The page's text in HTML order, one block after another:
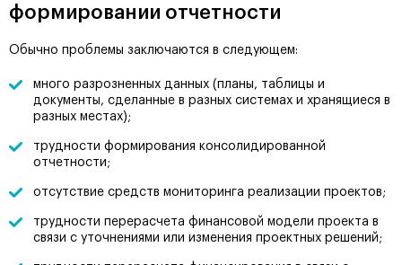
формировании отчетности
Обычно проблемы заключаются в следующем:
много разрозненных данных (планы, таблицы и
документы, сделанные в разных системах и хранящиеся в
разных местах);
трудности формирования консолидированной
отчетности;
отсутствие средств мониторинга реализации проектов;
трудности перерасчета финансовой модели проекта в
связи с уточнениями или изменения проектных решений;